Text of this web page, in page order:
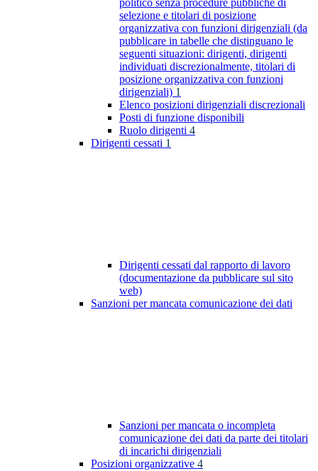
politico senza procedure pubbliche di
selezione e titolari di posizione
organizzativa con funzioni dirigenziali (da
pubblicare in tabelle che distinguano le
seguenti situazioni: dirigenti, dirigenti
individuati discrezionalmente, titolari di
posizione organizzativa con funzioni
dirigenziali) 1
Elenco posizioni dirigenziali discrezionali
Posti di funzione disponibili
Ruolo dirigenti 4
Dirigenti cessati 1
Dirigenti cessati dal rapporto di lavoro
(documentazione da pubblicare sul sito
web)
Sanzioni per mancata comunicazione dei dati
Sanzioni per mancata o incompleta
comunicazione dei dati da parte dei titolari
di incarichi dirigenziali
Posizioni organizzative 4